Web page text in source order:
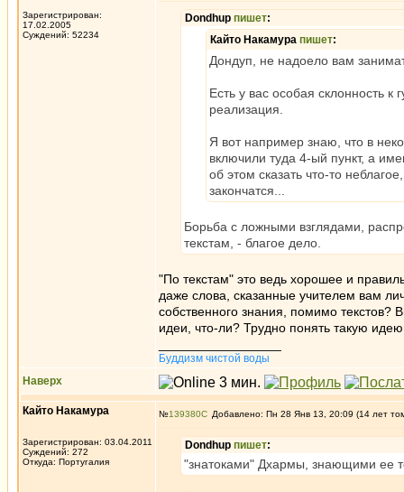
Зарегистрирован:
17.02.2005
Суждений: 52234
Dondhup пишет:
Кайто Накамура пишет:
Дондуп, не надоело вам
Есть у вас особая склонность к
реализация.
Я вот например знаю, что в
включили туда 4-ый пункт, а
об этом сказать что-то
закончатся...
Борьба с ложными взглядами,
текстам, - благое дело.
"По текстам" это ведь хорошее и
даже слова, сказанные учителем вам
собственного знания, помимо текстов?
идеи, что-ли? Трудно понять такую
Буддизм чистой воды
Наверх
Кайто Накамура
Зарегистрирован: 03.04.2011
Суждений: 272
Откуда: Португалия
№139380 Добавлено: Пн 28 Янв 13, 20:09 (14 лет
Dondhup пишет:
"знатоками" Дхармы, знающими ее